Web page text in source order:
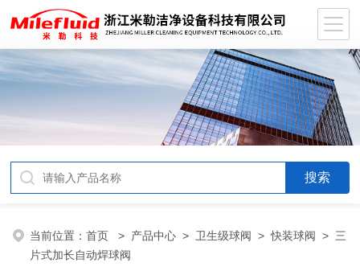
当前位置：首页 > 产品中心 > 卫生级球阀 >快装球阀 > 三
片式加长自动焊球阀